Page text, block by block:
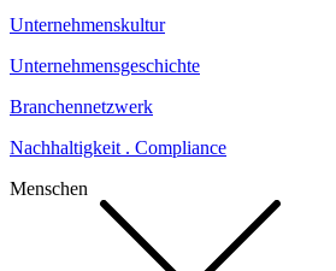
Unternehmenskultur
Unternehmensgeschichte
Branchennetzwerk
Nachhaltigkeit . Compliance
Menschen